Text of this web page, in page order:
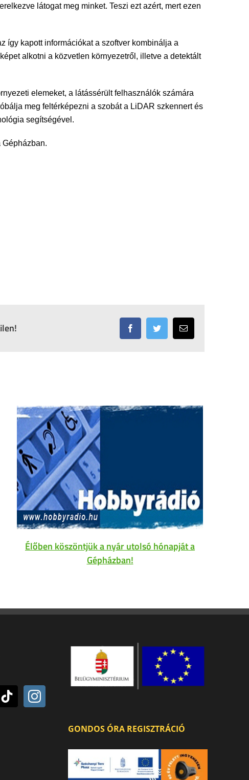
látogat meg minket. Teszi ezt azért, mert ezen
így kapott információkat a szoftver kombinálja a
alkotni a közvetlen környezetről, illetve a detektált
elemeket, a látássérült felhasználók számára
meg feltérképezni a szobát a LiDAR szkennert és
segítségével.
Gépházban.
FacebookTwitter Email:
Élőben köszöntjük a nyár utolsó hónapját a
Gépházban!
GONDOS ÓRA REGISZTRÁCIÓ